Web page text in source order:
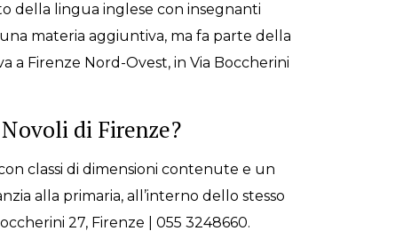
della lingua inglese con insegnanti
materia aggiuntiva, ma fa parte della
a Firenze Nord-Ovest, in Via Boccherini
di Firenze?
classi di dimensioni contenute e un
alla primaria, all’interno dello stesso
27, Firenze | 055 3248660.